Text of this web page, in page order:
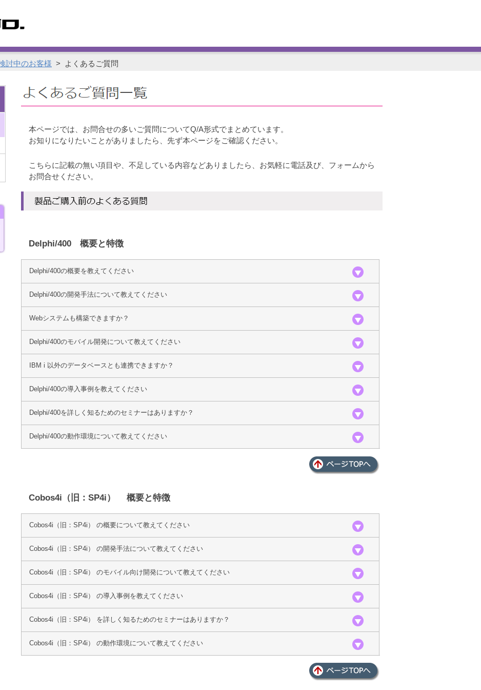
討中のお客様 > よくあるご質問
本ページでは、お問合せの多いご質問についてQ/A形式でまとめています。
お知りになりたいことがありましたら、先ず本ページをご確認ください。
こちらに記載の無い項目や、不足している内容などありましたら、お気軽に電話及び、フォームから
お問合せください。
Delphi/400 概要と特徴
Delphi/400の概要を教えてください
Delphi/400の開発手法について教えてください
Webシステムも構築できますか？
Delphi/400のモバイル開発について教えてください
IBM i 以外のデータベースとも連携できますか？
Delphi/400の導入事例を教えてください
Delphi/400を詳しく知るためのセミナーはありますか？
Delphi/400の動作環境について教えてください
Cobos4i（旧：SP4i） 概要と特徴
Cobos4i（旧：SP4i） の概要について教えてください
Cobos4i（旧：SP4i） の開発手法について教えてください
Cobos4i（旧：SP4i） のモバイル向け開発について教えてください
Cobos4i（旧：SP4i） の導入事例を教えてください
Cobos4i（旧：SP4i） を詳しく知るためのセミナーはありますか？
Cobos4i（旧：SP4i） の動作環境について教えてください